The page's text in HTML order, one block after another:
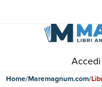
Accedi
Home Maremagnum.com